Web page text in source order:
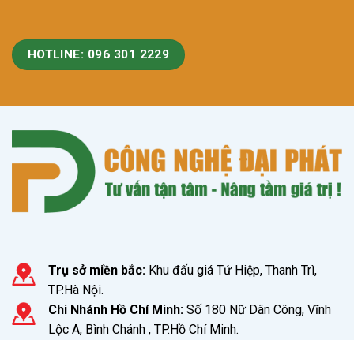
HOTLINE: 096 301 2229
Trụ sở miền bắc: Khu đấu giá Tứ Hiệp, Thanh Trì,
TP.Hà Nội.
Chi Nhánh Hồ Chí Minh: Số 180 Nữ Dân Công, Vĩnh
Lộc A, Bình Chánh , TP.Hồ Chí Minh.